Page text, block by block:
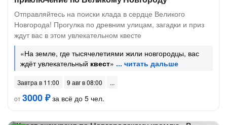
Отправляйтесь на поиски клада в сердце Великого
Новгорода! Прогулка по древним улицам, загадки и приз
ждут вас в этом увлекательном квесте
«На земле, где тысячелетиями жили новгородцы, вас
ждёт увлекательный квест»
Завтра в 11:00
9 авг в 08:00
от3000 ₽за всё до 5 чел.